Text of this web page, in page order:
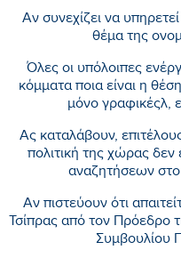
Αν συνεχίζει να
θέμα της
Όλες οι υπόλοιπες
κόμματα ποια είναι η
μόνο γραφικέςλ,
Ας καταλάβουν,
πολιτική της χώρας
αναζητήσεων
Αν πιστεύουν ότι
Τσίπρας από τον Πρόεδρο
Συμβουλίου